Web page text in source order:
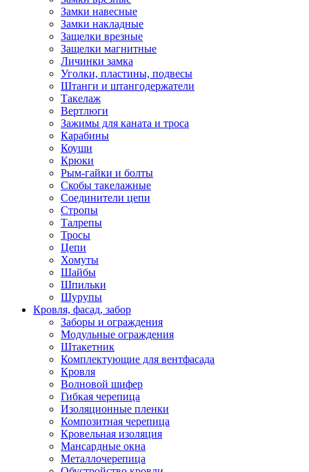
Замки навесные
Замки накладные
Защелки врезные
Защелки магнитные
Личинки замка
Уголки, пластины, подвесы
Штанги и штангодержатели
Такелаж
Вертлюги
Зажимы для каната и троса
Карабины
Коуши
Крюки
Рым-гайки и болты
Скобы такелажные
Соединители цепи
Стропы
Талрепы
Тросы
Цепи
Хомуты
Шайбы
Шпильки
Шурупы
Кровля, фасад, забор
Заборы и ограждения
Модульные ограждения
Штакетник
Комплектующие для вентфасада
Кровля
Волновой шифер
Гибкая черепица
Изоляционные пленки
Композитная черепица
Кровельная изоляция
Мансардные окна
Металлочерепица